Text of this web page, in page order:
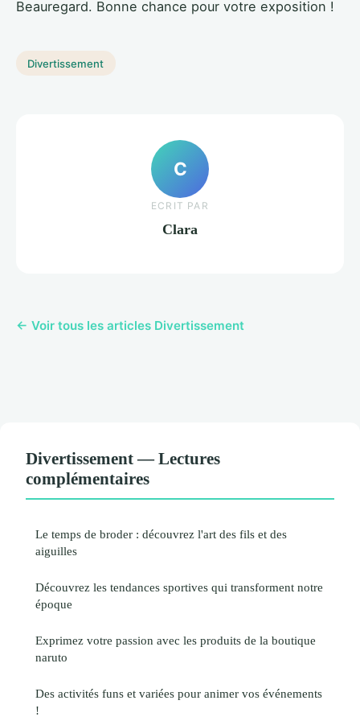
Beauregard. Bonne chance pour votre exposition !
Divertissement
C
ECRIT PAR
Clara
← Voir tous les articles Divertissement
Divertissement — Lectures
complémentaires
Le temps de broder : découvrez l'art des fils et des
aiguilles
Découvrez les tendances sportives qui transforment notre
époque
Exprimez votre passion avec les produits de la boutique
naruto
Des activités funs et variées pour animer vos événements
!